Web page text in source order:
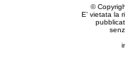
©
E' vietata la